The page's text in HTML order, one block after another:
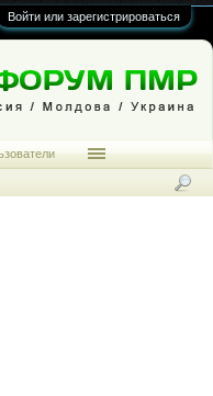
Войти или зарегистрироваться